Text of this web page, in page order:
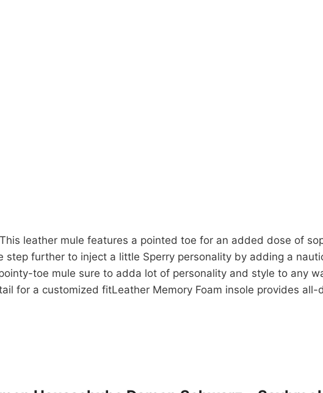
leather mule features a pointed toe for an added dose of
further to inject a little Sperry personality by adding a
toe mule sure to adda lot of personality and style to any
for a customized fitLeather Memory Foam insole provides